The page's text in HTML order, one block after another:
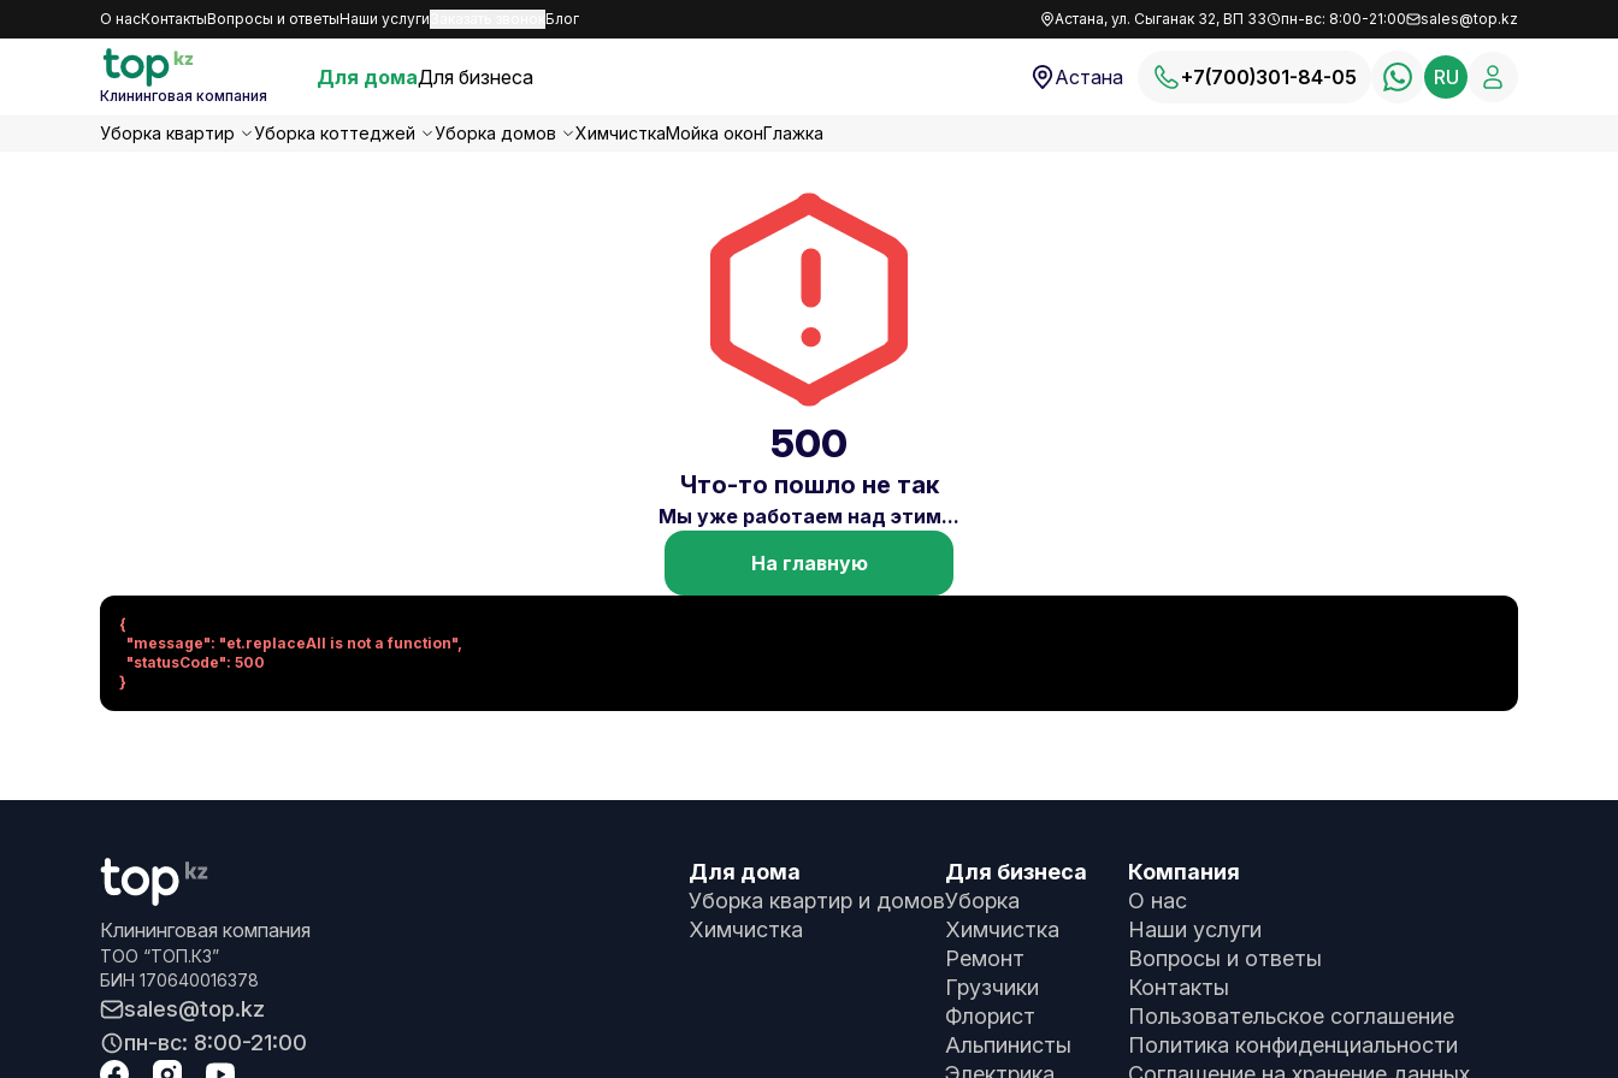
О насКонтактыВопросы и ответыНаши услуги Блог Астана, ул. Сыганак 32, ВП 33 пн-вс: 8:00-21:00 sales@top.kz
Клининговая компания
Для домаДля бизнеса Астана +7(700)301-84-05 RU
Уборка квартир Уборка коттеджей Уборка домов ХимчисткаМойка оконГлажка
500
Что-то пошло не так
Мы уже работаем над этим...
На главную
{
}
Клининговая компания
ТОО “ТОП.КЗ”
БИН 170640016378
sales@top.kz
пн-вс: 8:00-21:00
Для дома
Уборка квартир и домов
Химчистка
Для бизнеса
Уборка
Химчистка
Ремонт
Грузчики
Флорист
Альпинисты
Компания
О нас
Наши услуги
Вопросы и ответы
Контакты
Пользовательское соглашение
Политика конфиденциальности